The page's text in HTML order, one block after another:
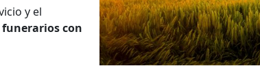
y el
funerarios con